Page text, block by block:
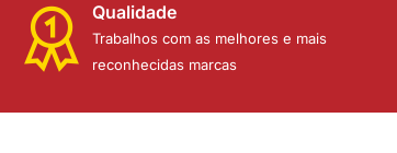
Qualidade
Trabalhos com as melhores e mais
reconhecidas marcas